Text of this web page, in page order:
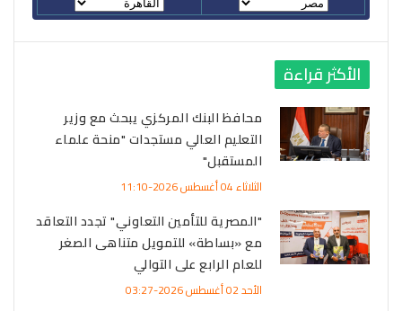
الأكثر قراءة
محافظ البنك المركزي يبحث مع وزير
التعليم العالي مستجدات "منحة علماء
المستقبل"
الثلاثاء 04 أغسطس 2026-11:10
"المصرية للتأمين التعاوني" تجدد التعاقد
مع «بساطة» للتمويل متناهى الصغر
للعام الرابع على التوالي
الأحد 02 أغسطس 2026-03:27